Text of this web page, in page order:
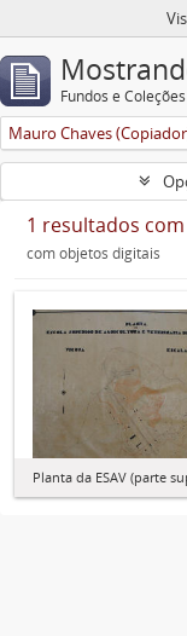
Fundos e Coleções
Mauro Chaves
1 resultados
com objetos digitais
Planta da ESAV (parte